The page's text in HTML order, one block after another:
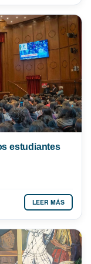
estudiantes
LEER MÁS